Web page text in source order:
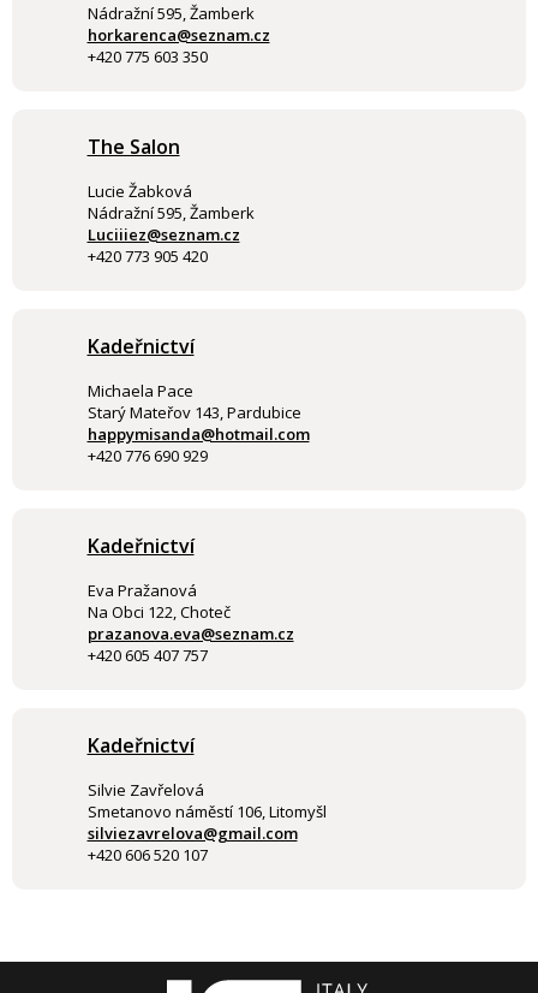
Nádražní 595, Žamberk
horkarenca@seznam.cz
+420 775 603 350
The Salon
Lucie Žabková
Nádražní 595, Žamberk
Luciiiez@seznam.cz
+420 773 905 420
Kadeřnictví
Michaela Pace
Starý Mateřov 143, Pardubice
happymisanda@hotmail.com
+420 776 690 929
Kadeřnictví
Eva Pražanová
Na Obci 122, Choteč
prazanova.eva@seznam.cz
+420 605 407 757
Kadeřnictví
Silvie Zavřelová
Smetanovo náměstí 106, Litomyšl
silviezavrelova@gmail.com
+420 606 520 107